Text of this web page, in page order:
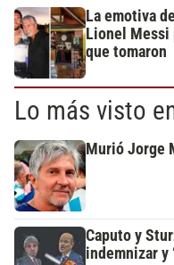
La emotiva
Lionel Messi
que tomaron
Lo más visto
Murió Jorge
Caputo y
indemnizar y